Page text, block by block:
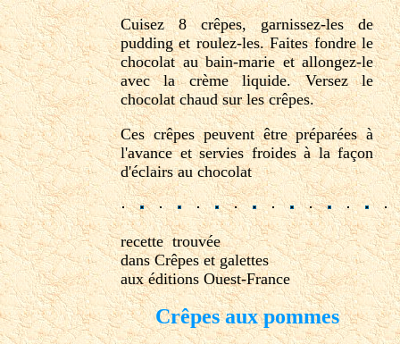
Cuisez 8 crêpes, garnissez-les de
pudding et roulez-les. Faites fondre le
chocolat au bain-marie et allongez-le
avec la crème liquide. Versez le
chocolat chaud sur les crêpes.
Ces crêpes peuvent être préparées à
l'avance et servies froides à la façon
d'éclairs au chocolat
recette trouvée
dans Crêpes et galettes
aux éditions Ouest-France
Crêpes aux pommes